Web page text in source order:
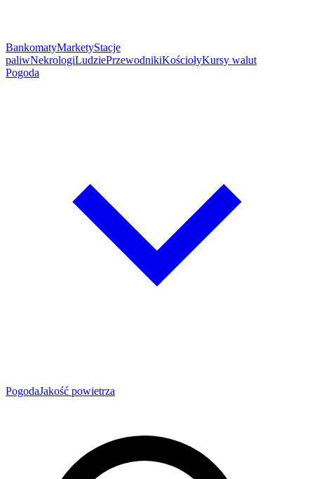
BankomatyMarketyStacje
paliwNekrologiLudziePrzewodnikiKościołyKursy walut
Pogoda
PogodaJakość powietrza